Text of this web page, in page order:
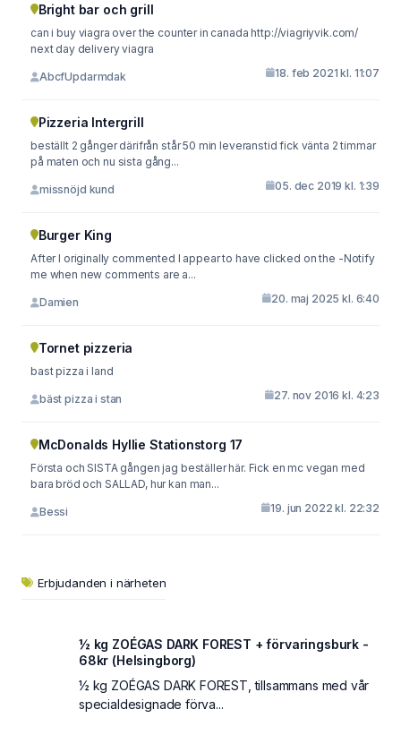
Bright bar och grill
can i buy viagra over the counter in canada http://viagriyvik.com/
next day delivery viagra
AbcfUpdarmdak 18. feb 2021 kl. 11:07
Pizzeria Intergrill
beställt 2 gånger därifrån står 50 min leveranstid fick vänta 2 timmar
på maten och nu sista gång...
missnöjd kund 05. dec 2019 kl. 1:39
Burger King
After I originally commented I appear to have clicked on the -Notify
me when new comments are a...
Damien 20. maj 2025 kl. 6:40
Tornet pizzeria
bast pizza i land
bäst pizza i stan 27. nov 2016 kl. 4:23
McDonalds Hyllie Stationstorg 17
Första och SISTA gången jag beställer här. Fick en mc vegan med
bara bröd och SALLAD, hur kan man...
Bessi 19. jun 2022 kl. 22:32
Erbjudanden i närheten
½ kg ZOÉGAS DARK FOREST + förvaringsburk -
68kr (Helsingborg)
½ kg ZOÉGAS DARK FOREST, tillsammans med vår
specialdesignade förva...